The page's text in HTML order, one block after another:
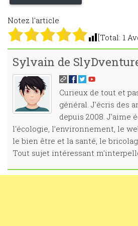
Notez l'article
[Total: 1
Sylvain de
Curieux de tout et
général. J'écris des
depuis 2008. J'aime
l'écologie, l’environnement, le
le bien être et la santé, le
Tout sujet intéressant